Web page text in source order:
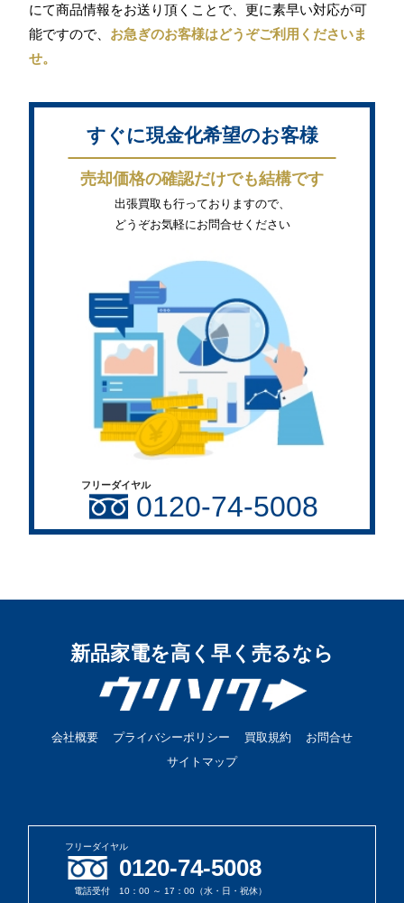
にて商品情報をお送り頂くことで、更に素早い対応が可
能ですので、 お急ぎのお客様はどうぞご利用くださいま
せ。
すぐに現金化希望のお客様
売却価格の確認だけでも結構です
出張買取も行っておりますので、
どうぞお気軽にお問合せください
フリーダイヤル
0120-74-5008
新品家電を高く早く売るなら
会社概要 プライバシーポリシー 買取規約
お問合せ
サイトマップ
フリーダイヤル
0120-74-5008
電話受付 10：00 ～ 17：00（水・日・祝休）